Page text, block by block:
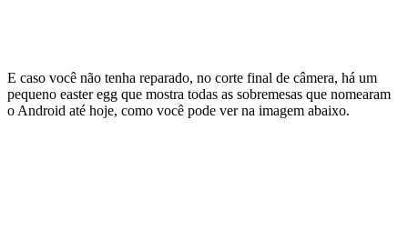
E caso você não tenha reparado, no corte final de câmera, há um
pequeno easter egg que mostra todas as sobremesas que nomearam
o Android até hoje, como você pode ver na imagem abaixo.